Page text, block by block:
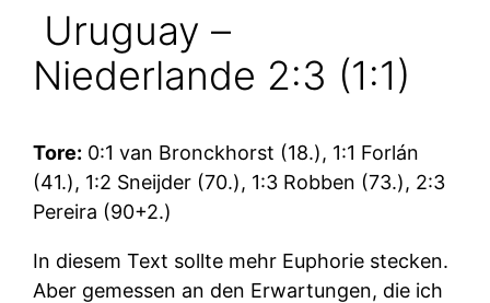
Uruguay –
Niederlande 2:3 (1:1)
Tore: 0:1 van Bronckhorst (18.), 1:1 Forlán
(41.), 1:2 Sneijder (70.), 1:3 Robben (73.), 2:3
Pereira (90+2.)
In diesem Text sollte mehr Euphorie stecken.
Aber gemessen an den Erwartungen, die ich